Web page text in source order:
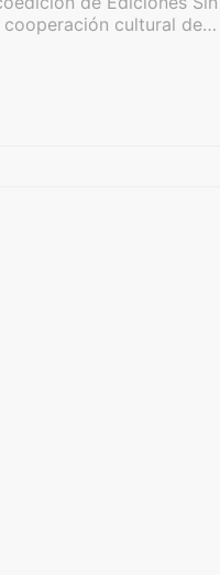
cooperación cultural de…